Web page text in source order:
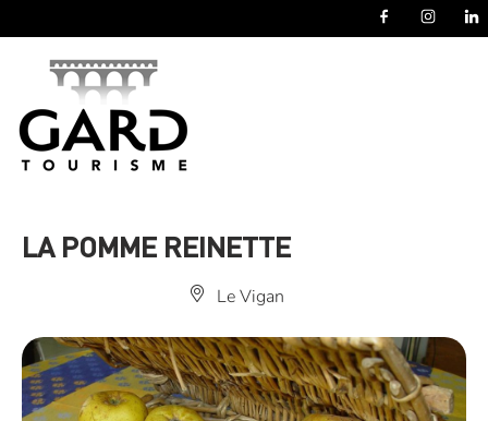
LA POMME REINETTE
Le Vigan